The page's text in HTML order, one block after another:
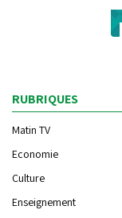
RUBRIQUES
Matin TV
Economie
Culture
Enseignement